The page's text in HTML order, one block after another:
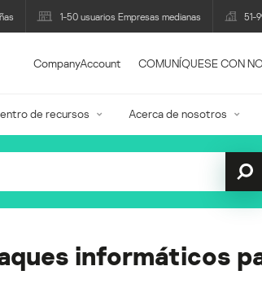
1-50 usuarios Empresas medianas 51-
CompanyAccount COMUNÍQUESE CON
de recursos Acerca de nosotros
informáticos